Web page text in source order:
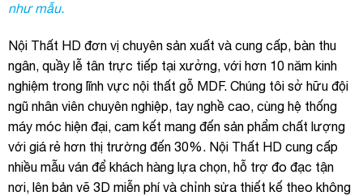
như mẫu.
Nội Thất HD đơn vị chuyên sản xuất và cung cấp, bàn thu
ngân, quầy lễ tân trực tiếp tại xưởng, với hơn 10 năm kinh
nghiệm trong lĩnh vực nội thất gỗ MDF. Chúng tôi sở hữu đội
ngũ nhân viên chuyên nghiệp, tay nghề cao, cùng hệ thống
máy móc hiện đại, cam kết mang đến sản phẩm chất lượng
với giá rẻ hơn thị trường đến 30%. Nội Thất HD cung cấp
nhiều mẫu ván để khách hàng lựa chọn, hỗ trợ đo đạc tận
nơi, lên bản vẽ 3D miễn phí và chỉnh sửa thiết kế theo không